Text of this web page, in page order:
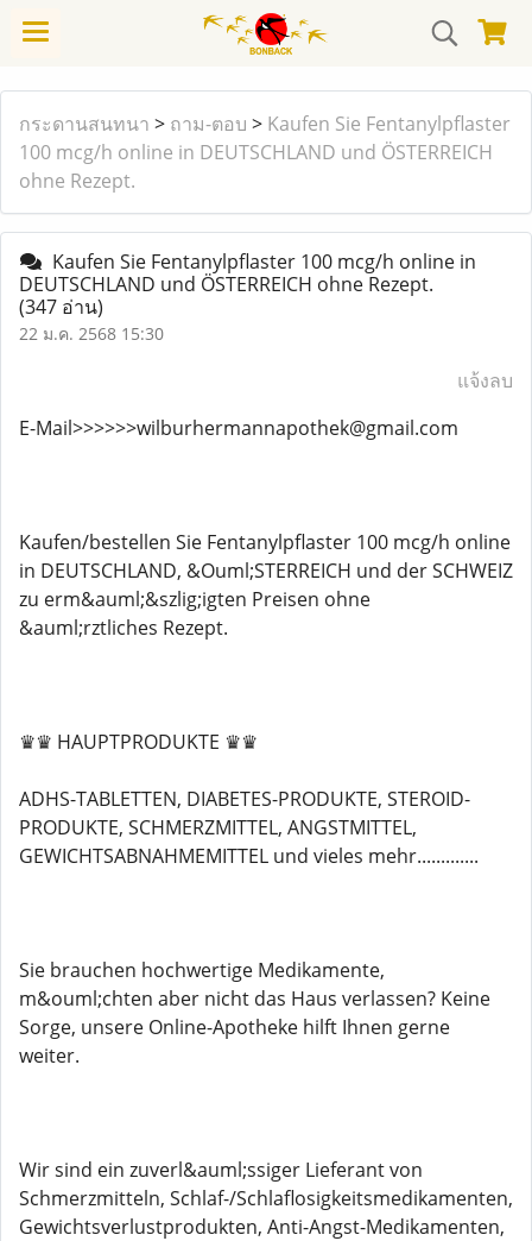
กระดานสนทนา > ถาม-ตอบ > Kaufen Sie Fentanylpflaster
100 mcg/h online in DEUTSCHLAND und ÖSTERREICH
ohne Rezept.
Kaufen Sie Fentanylpflaster 100 mcg/h online in
DEUTSCHLAND und ÖSTERREICH ohne Rezept.
(347 อ่าน)
22 ม.ค. 2568 15:30
แจ้งลบ
E-Mail>>>>>>wilburhermannapothek@gmail.com
Kaufen/bestellen Sie Fentanylpflaster 100 mcg/h online
in DEUTSCHLAND, &Ouml;STERREICH und der SCHWEIZ
zu erm&auml;&szlig;igten Preisen ohne
&auml;rztliches Rezept.
♛♛ HAUPTPRODUKTE ♛♛
ADHS-TABLETTEN, DIABETES-PRODUKTE, STEROID-
PRODUKTE, SCHMERZMITTEL, ANGSTMITTEL,
GEWICHTSABNAHMEMITTEL und vieles mehr.............
Sie brauchen hochwertige Medikamente,
m&ouml;chten aber nicht das Haus verlassen? Keine
Sorge, unsere Online-Apotheke hilft Ihnen gerne
weiter.
Wir sind ein zuverl&auml;ssiger Lieferant von
Schmerzmitteln, Schlaf-/Schlaflosigkeitsmedikamenten,
Gewichtsverlustprodukten, Anti-Angst-Medikamenten,